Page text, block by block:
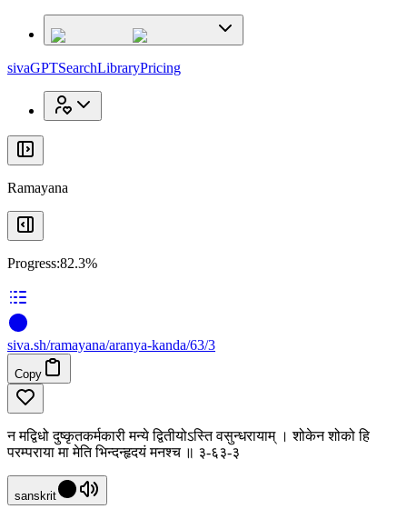
sivaGPTSearchLibraryPricing
Ramayana
Progress:82.3%
siva.sh/ramayana/aranya-kanda/63/3
Copy
न मद्विधो दुष्कृतकर्मकारी मन्ये द्वितीयोऽस्ति वसुन्धरायाम् । शोकेन शोको हि
परम्पराया मा मेति भिन्दन्हृदयं मनश्च ॥ ३-६३-३
sanskrit